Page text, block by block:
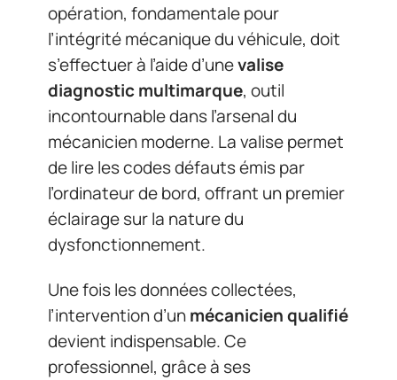
opération, fondamentale pour
l’intégrité mécanique du véhicule, doit
s’effectuer à l’aide d’unevalise
diagnostic multimarque, outil
incontournable dans l’arsenal du
mécanicien moderne. La valise permet
de lire les codes défauts émis par
l’ordinateur de bord, offrant un premier
éclairage sur la nature du
dysfonctionnement.
Une fois les données collectées,
l’intervention d’unmécanicien qualifié
devient indispensable. Ce
professionnel, grâce à ses